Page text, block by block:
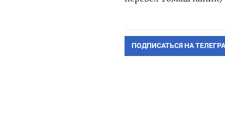
ПОДПИСАТЬСЯ НА